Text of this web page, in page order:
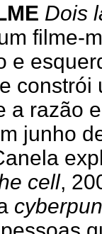
Dois
filme-
e
a razão
junho
cell,